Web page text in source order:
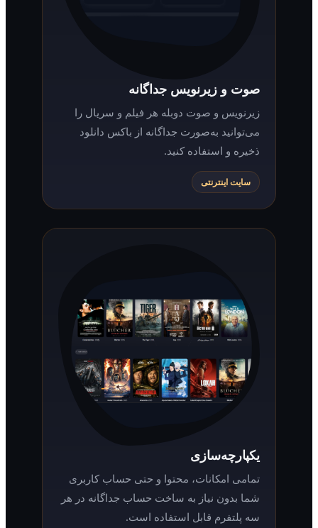
صوت و زیرنویس جداگانه
زیرنویس و صوت دوبله هر فیلم و سریال را
می‌توانید به‌صورت جداگانه از باکس دانلود
ذخیره و استفاده کنید.
سایت اینترنتی
یکپارچه‌سازی
تمامی امکانات، محتوا و حتی حساب کاربری
شما بدون نیاز به ساخت حساب جداگانه در هر
سه پلتفرم قابل استفاده است.